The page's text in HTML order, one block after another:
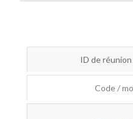
ID de réunion
Code /